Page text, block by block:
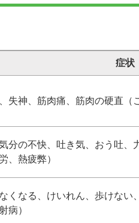
症状
失神、筋肉痛、筋肉の硬直（
分の不快、吐き気、おう吐、
、熱疲弊）
くなる、けいれん、歩けない
病）